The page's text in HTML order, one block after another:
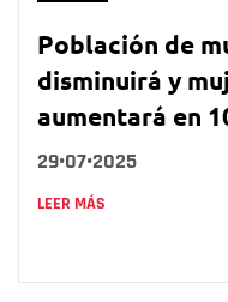
Población de
disminuirá y
aumentará en
29•07•2025
LEER MÁS